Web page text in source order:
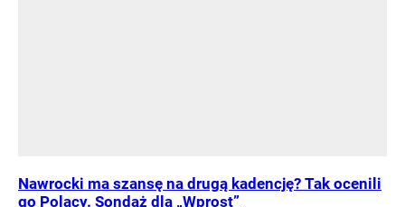
Nawrocki ma szansę na drugą kadencję? Tak ocenili
go Polacy. Sondaż dla „Wprost”